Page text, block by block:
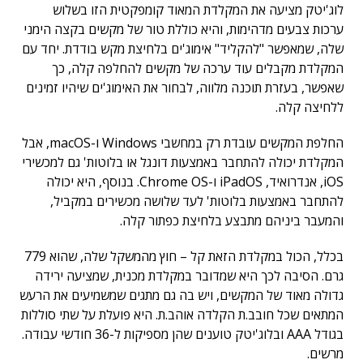
לוג'יטק מציעה את המקלדת המאוד קומפקטית הזו בשלוש
ערכות צבעים מדהימות, והיא כוללת טור של מקשים בקצה הימני
שלה, שמאפשר "להקליד" אימוג'ים בלחיצת מקש בודדת. יחד עם
המקלדת מקבלים עוד ערכה של מקשים להחלפה קלה, כך
שאפשר, בעזרת תוכנה מלווה, לבחור את האימוג'ים שיהיו זמינים
ללחיצה קלה.
החלפת המקשים עובדת רק במחשבי Windows ו-macOS, אבל
המקלדת יכולה להתחבר באמצעות דונגל או בלוטות' גם למכשירי
iOS, אנדרואיד, iPadOS ו-Chrome OS. בנוסף, היא יכולה
להתחבר באמצעות בלוטות' לעד שלושה מכשירים במקביל,
והמעבר ביניהם מתבצע בלחיצת כפתור קלה.
בכלל, הכול במקלדת הזאת קל – חוץ מהמשקל שלה, שהוא 779
גרם. הסיבה לכך היא שמדובר במקלדת מכנית, שמציעה ירידה
גדולה מאוד של המקשים, ויש בה גם מתגים שמשמיעים את הרעש
המתאים שכל חובב.ת הקלדה אוהב.ת. היא פועלת על שתי סוללות
בגודל AAA ובלוג'יטק טוענים שהן מספיקות ל-36 חודשי עבודה.
מרשים.